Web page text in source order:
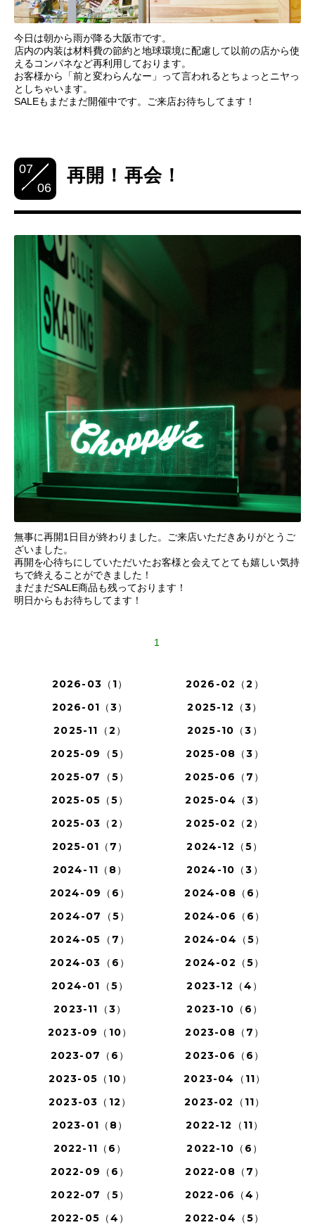
今日は朝から雨が降る大阪市です。
店内の内装は材料費の節約と地球環境に配慮して以前の店から使
えるコンパネなど再利用しております。
お客様から「前と変わらんなー」って言われるとちょっとニヤっ
としちゃいます。
SALEもまだまだ開催中です。ご来店お待ちしてます！
07
06
再開！再会！
無事に再開1日目が終わりました。ご来店いただきありがとうご
ざいました。
再開を心待ちにしていただいたお客様と会えてとても嬉しい気持
ちで終えることができました！
まだまだSALE商品も残っております！
明日からもお待ちしてます！
1
2026-03（1）
2026-02（2）
2026-01（3）
2025-12（3）
2025-11（2）
2025-10（3）
2025-09（5）
2025-08（3）
2025-07（5）
2025-06（7）
2025-05（5）
2025-04（3）
2025-03（2）
2025-02（2）
2025-01（7）
2024-12（5）
2024-11（8）
2024-10（3）
2024-09（6）
2024-08（6）
2024-07（5）
2024-06（6）
2024-05（7）
2024-04（5）
2024-03（6）
2024-02（5）
2024-01（5）
2023-12（4）
2023-11（3）
2023-10（6）
2023-09（10）
2023-08（7）
2023-07（6）
2023-06（6）
2023-05（10）
2023-04（11）
2023-03（12）
2023-02（11）
2023-01（8）
2022-12（11）
2022-11（6）
2022-10（6）
2022-09（6）
2022-08（7）
2022-07（5）
2022-06（4）
2022-05（4）
2022-04（5）